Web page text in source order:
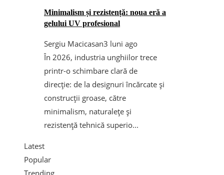
Minimalism și rezistență: noua eră a
gelului UV profesional
Sergiu Macicasan3 luni ago
În 2026, industria unghiilor trece
printr-o schimbare clară de
direcție: de la designuri încărcate și
construcții groase, către
minimalism, naturalețe și
rezistență tehnică superio...
Latest
Popular
Trending